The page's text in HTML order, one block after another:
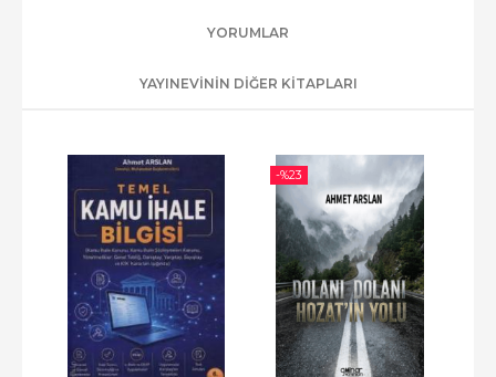
YORUMLAR
YAYINEVININ DIĞER KITAPLARI
-%23